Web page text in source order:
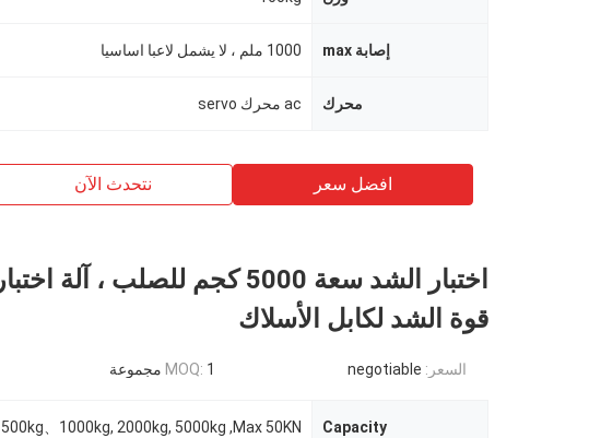
إصابة max 1000 ملم ، لا يشمل لاعبا اساسيا
محرك ac محرك servo
افضل سعر نتحدث الآن
اختبار الشد سعة 5000 كجم للصلب ، آلة اختبار
قوة الشد لكابل الأسلاك
السعر: negotiable
MOQ: 1 مجموعة
Capacity
500kg、1000kg, 2000kg, 5000kg ,Max 50KN